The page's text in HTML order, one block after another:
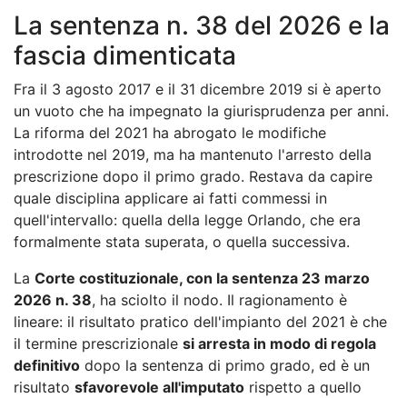
La sentenza n. 38 del 2026 e la
fascia dimenticata
Fra il 3 agosto 2017 e il 31 dicembre 2019 si è aperto
un vuoto che ha impegnato la giurisprudenza per anni.
La riforma del 2021 ha abrogato le modifiche
introdotte nel 2019, ma ha mantenuto l'arresto della
prescrizione dopo il primo grado. Restava da capire
quale disciplina applicare ai fatti commessi in
quell'intervallo: quella della legge Orlando, che era
formalmente stata superata, o quella successiva.
La Corte costituzionale, con la sentenza 23 marzo
2026 n. 38, ha sciolto il nodo. Il ragionamento è
lineare: il risultato pratico dell'impianto del 2021 è che
il termine prescrizionale si arresta in modo di regola
definitivo dopo la sentenza di primo grado, ed è un
risultato sfavorevole all'imputato rispetto a quello